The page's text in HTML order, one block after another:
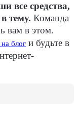
все средства,
тему. Команда
вам в этом.
блог и будьте в